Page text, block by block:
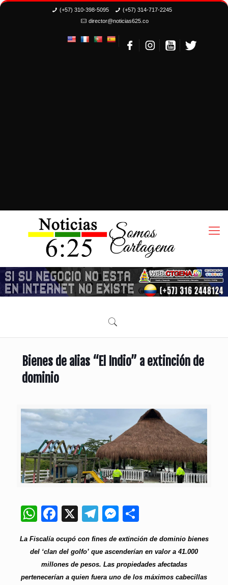
(+57) 310-398-5095
(+57) 314-717-2245
director@noticias625.co
Bienes de alias “El Indio” a extinción de
dominio
WhatsApp
Facebook
X Telegram
Messenger
La Fiscalía ocupó con fines de extinción de dominio bienes
del ‘clan del golfo’ que ascenderían en valor a 41.000
millones de pesos. Las propiedades afectadas
pertenecerían a quien fuera uno de los máximos cabecillas